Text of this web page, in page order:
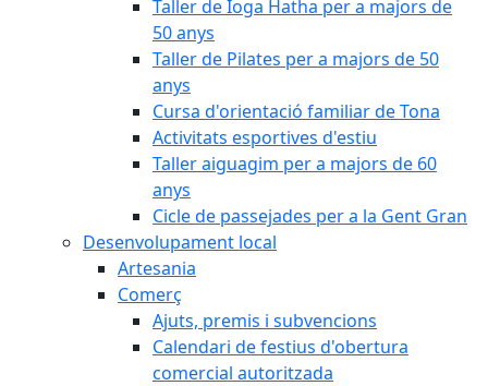
Taller de Ioga Hatha per a majors de
50 anys
Taller de Pilates per a majors de 50
anys
Cursa d'orientació familiar de Tona
Activitats esportives d'estiu
Taller aiguagim per a majors de 60
anys
Cicle de passejades per a la Gent Gran
Desenvolupament local
Artesania
Comerç
Ajuts, premis i subvencions
Calendari de festius d'obertura
comercial autoritzada